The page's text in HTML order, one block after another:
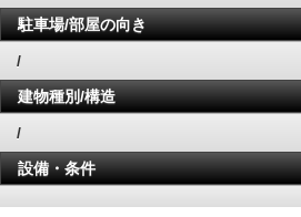
駐車場/部屋の向き
/
建物種別/構造
/
設備・条件